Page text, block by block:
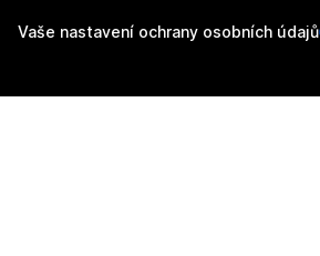
Vaše nastavení ochrany osobních údajů